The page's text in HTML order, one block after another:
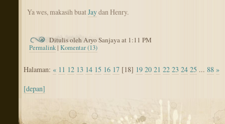
Ya wes, makasih buatJaydan Henry.
Ditulis oleh Aryo Sanjaya at 1:11 PM
Permalink |Komentar (13)
Halaman: « 11 12 13 14 15 16 17 [18] 19 20 21 22 23 24 25 ... 88 »
[depan]